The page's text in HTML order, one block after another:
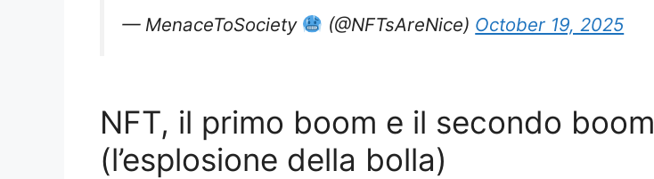
— MenaceToSociety (@NFTsAreNice) October 19, 2025
NFT, il primo boom e il secondo boom
(l’esplosione della bolla)